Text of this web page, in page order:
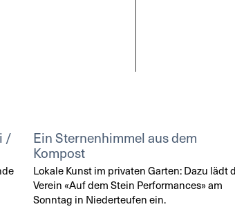
/ Ein Sternenhimmel aus dem
Kompost
Lokale Kunst im privaten Garten: Dazu lädt
Verein «Auf dem Stein Performances» am
Sonntag in Niederteufen ein.